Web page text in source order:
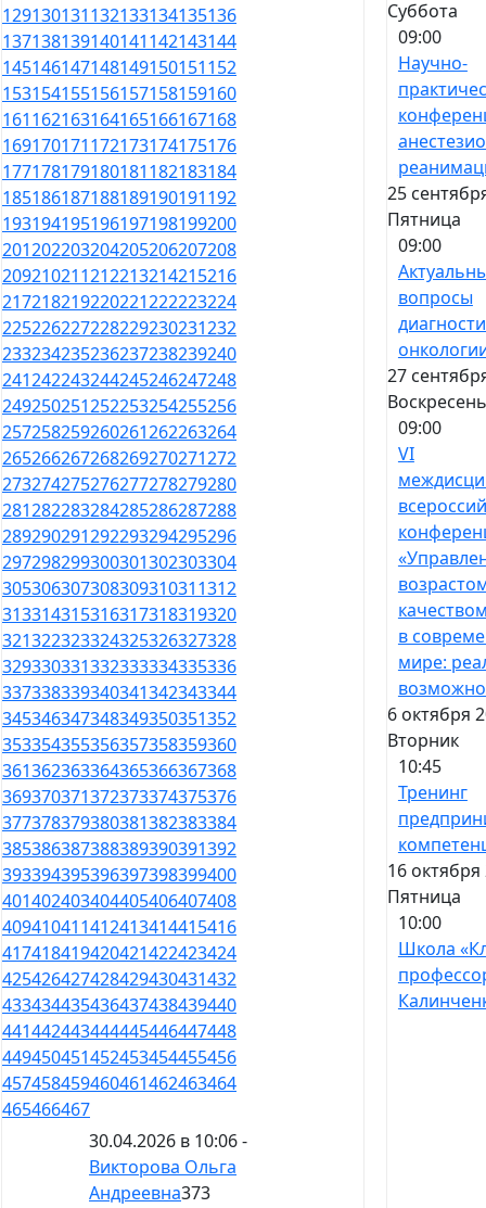
129130131132133134135136
137138139140141142143144
145146147148149150151152
153154155156157158159160
161162163164165166167168
169170171172173174175176
177178179180181182183184
185186187188189190191192
193194195196197198199200
201202203204205206207208
209210211212213214215216
217218219220221222223224
225226227228229230231232
233234235236237238239240
241242243244245246247248
249250251252253254255256
257258259260261262263264
265266267268269270271272
273274275276277278279280
281282283284285286287288
289290291292293294295296
297298299300301302303304
305306307308309310311312
313314315316317318319320
321322323324325326327328
329330331332333334335336
337338339340341342343344
345346347348349350351352
353354355356357358359360
361362363364365366367368
369370371372373374375376
377378379380381382383384
385386387388389390391392
393394395396397398399400
401402403404405406407408
409410411412413414415416
417418419420421422423424
425426427428429430431432
433434435436437438439440
441442443444445446447448
449450451452453454455456
457458459460461462463464
465466467
30.04.2026 в 10:06 -
Викторова Ольга
Андреевна373
Суббота
09:00
Научно-
25
Пятница
09:00
вопросы
27
09:00
VI
в
мире:
6 октября
Вторник
10:45
Тренинг
16 октября
Пятница
10:00
Школа